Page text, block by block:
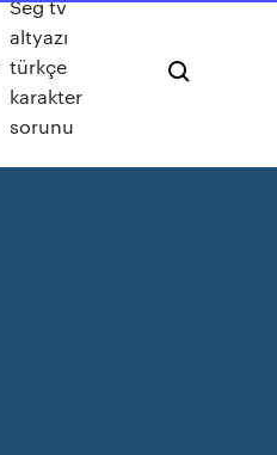
Seg tv
altyazı
türkçe
karakter
sorunu